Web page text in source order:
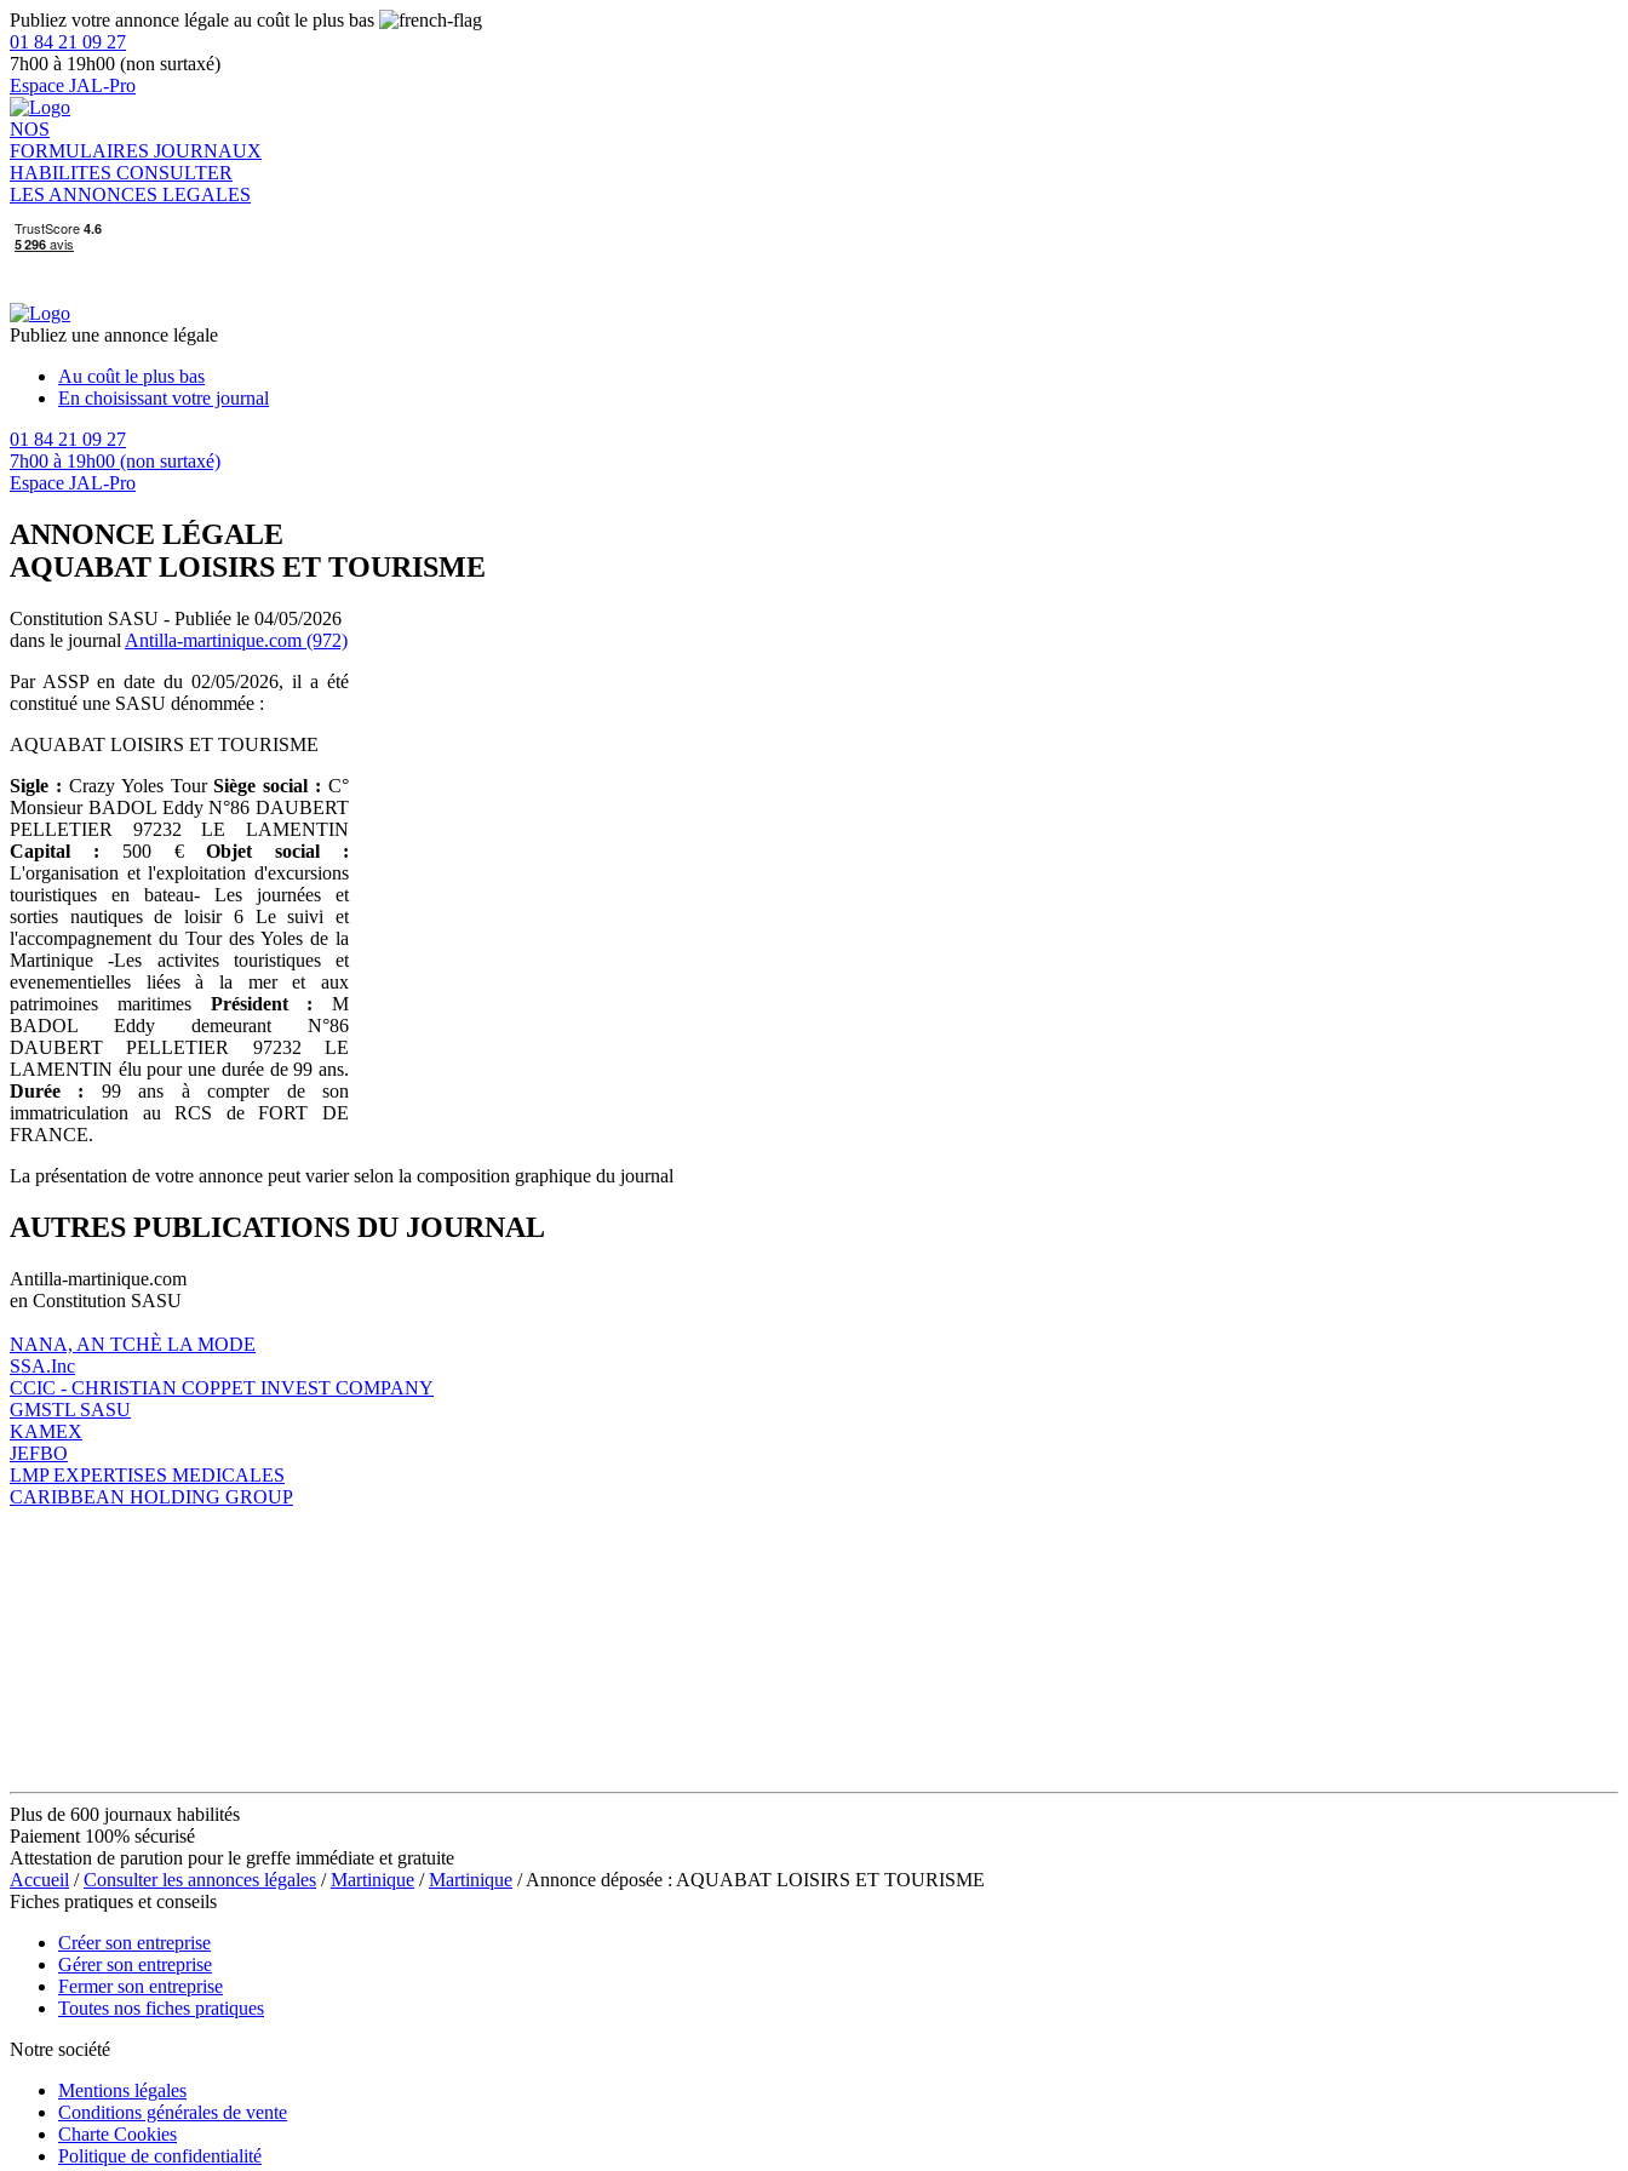
Publiez votre annonce légale au coût le plus bas
01 84 21 09 27
7h00 à 19h00 (non surtaxé)
Espace JAL-Pro
NOS
FORMULAIRES JOURNAUX
HABILITES CONSULTER
LES ANNONCES LEGALES
Publiez une annonce légale
Au coût le plus bas
En choisissant votre journal
01 84 21 09 27
7h00 à 19h00 (non surtaxé)
Espace JAL-Pro
ANNONCE LÉGALE
AQUABAT LOISIRS ET TOURISME
Constitution SASU - Publiée le 04/05/2026
dans le journal Antilla-martinique.com (972)
Par ASSP en date du 02/05/2026, il a été
constitué une SASU dénommée :
AQUABAT LOISIRS ET TOURISME
Sigle : Crazy Yoles TourSiège social : C°
Monsieur BADOL Eddy N°86 DAUBERT
PELLETIER 97232 LE LAMENTIN
Capital : 500 €Objet social :
L'organisation et l'exploitation d'excursions
touristiques en bateau- Les journées et
sorties nautiques de loisir 6 Le suivi et
l'accompagnement du Tour des Yoles de la
Martinique -Les activites touristiques et
evenementielles liées à la mer et aux
patrimoines maritimes Président : M
BADOL Eddy demeurant N°86
DAUBERT PELLETIER 97232 LE
LAMENTIN élu pour une durée de 99 ans.
Durée : 99 ans à compter de son
immatriculation au RCS de FORT DE
FRANCE.
La présentation de votre annonce peut varier selon la composition graphique du journal
AUTRES PUBLICATIONS DU JOURNAL
Antilla-martinique.com
en Constitution SASU
NANA, AN TCHÈ LA MODE
SSA.Inc
CCIC - CHRISTIAN COPPET INVEST COMPANY
GMSTL SASU
KAMEX
JEFBO
LMP EXPERTISES MEDICALES
CARIBBEAN HOLDING GROUP
Plus de 600 journaux habilités
Paiement 100% sécurisé
Attestation de parution pour le greffe immédiate et gratuite
Accueil /Consulter les annonces légales /Martinique /Martinique / Annonce déposée : AQUABAT LOISIRS ET TOURISME
Fiches pratiques et conseils
Créer son entreprise
Gérer son entreprise
Fermer son entreprise
Toutes nos fiches pratiques
Notre société
Mentions légales
Conditions générales de vente
Charte Cookies
Politique de confidentialité